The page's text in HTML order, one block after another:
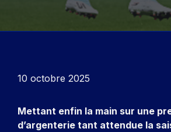
10 octobre 2025
Mettant enfin la main sur une
d’argenterie tant attendue la